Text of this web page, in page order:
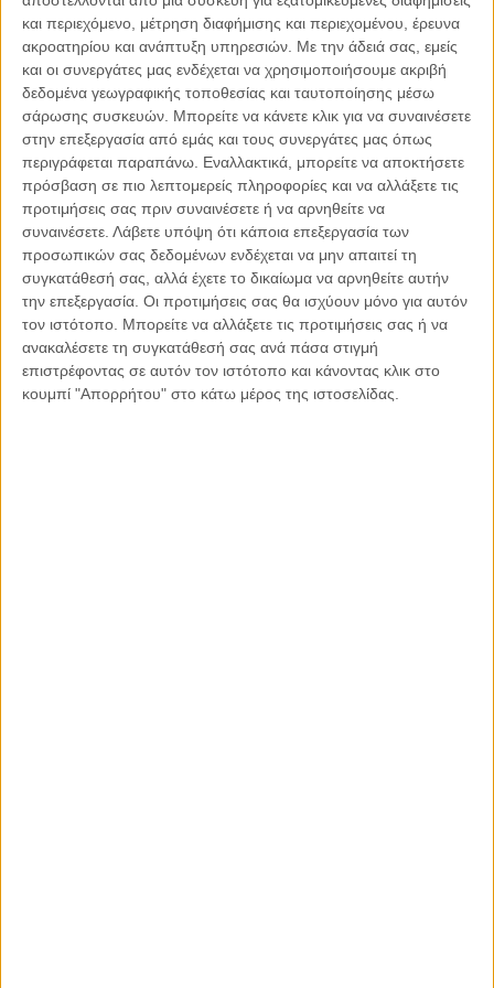
και περιεχόμενο, μέτρηση διαφήμισης και περιεχομένου, έρευνα
ακροατηρίου και ανάπτυξη υπηρεσιών. Με την άδειά σας, εμείς
και οι συνεργάτες μας ενδέχεται να χρησιμοποιήσουμε ακριβή
δεδομένα γεωγραφικής τοποθεσίας και ταυτοποίησης μέσω
σάρωσης συσκευών. Μπορείτε να κάνετε κλικ για να συναινέσετε
στην επεξεργασία από εμάς και τους συνεργάτες μας όπως
περιγράφεται παραπάνω. Εναλλακτικά, μπορείτε να αποκτήσετε
πρόσβαση σε πιο λεπτομερείς πληροφορίες και να αλλάξετε τις
προτιμήσεις σας πριν συναινέσετε ή να αρνηθείτε να
συναινέσετε. Λάβετε υπόψη ότι κάποια επεξεργασία των
προσωπικών σας δεδομένων ενδέχεται να μην απαιτεί τη
συγκατάθεσή σας, αλλά έχετε το δικαίωμα να αρνηθείτε αυτήν
την επεξεργασία. Οι προτιμήσεις σας θα ισχύουν μόνο για αυτόν
τον ιστότοπο. Μπορείτε να αλλάξετε τις προτιμήσεις σας ή να
ανακαλέσετε τη συγκατάθεσή σας ανά πάσα στιγμή
επιστρέφοντας σε αυτόν τον ιστότοπο και κάνοντας κλικ στο
κουμπί "Απορρήτου" στο κάτω μέρος της ιστοσελίδας.
εμπιστεύεσαι.
Γιατί απλούστατα, αν δεν πάρεις εσύ τη ζωή στα χέρια σου,
θα βρεθεί κάποιος άλλος να το κάνει ή ίσως βρεθείς να ζεις
στον αυτόματο πιλότο.
Nα μπεις στη ζωή μαζί με τα όνειρά σου! Κι αν δεν έχεις
ακόμη όνειρα, πλάσε! Κλείσε τα μάτια κι ονειρέψου! Σαν
παιδί! Ξαναθυμίσου τί σε έκανε να χαίρεσαι όταν ήσουν παιδί!
Τί ευχαριστιόσουν!
Εσύ ξέρεις καλύτερα από όλους, μα όλους, ποιός είσαι και
ποιός θες να γίνεις!